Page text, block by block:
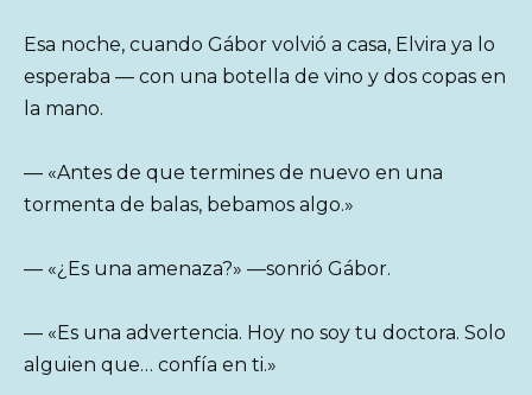
Esa noche, cuando Gábor volvió a casa, Elvira ya lo
esperaba — con una botella de vino y dos copas en
la mano.
— «Antes de que termines de nuevo en una
tormenta de balas, bebamos algo.»
— «¿Es una amenaza?» —sonrió Gábor.
— «Es una advertencia. Hoy no soy tu doctora. Solo
alguien que… confía en ti.»